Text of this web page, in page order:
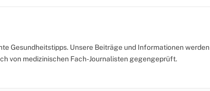
Gesundheitstipps. Unsere Beiträge und Informationen werden
von medizinischen Fach-Journalisten gegengeprüft.